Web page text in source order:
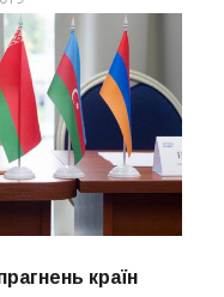
країн